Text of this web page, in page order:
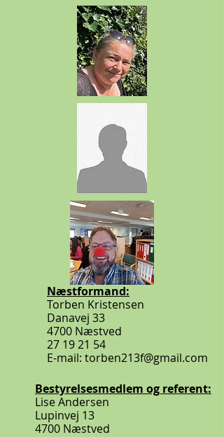
Næstformand:
Torben Kristensen
Danavej 33
4700 Næstved
27 19 21 54
E-mail: torben213f@gmail.com
Bestyrelsesmedlem og referent:
Lise Andersen
Lupinvej 13
4700 Næstved